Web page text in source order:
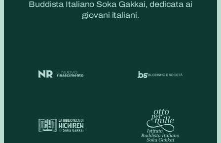
Buddista Italiano Soka Gakkai, dedicata ai
giovani italiani.